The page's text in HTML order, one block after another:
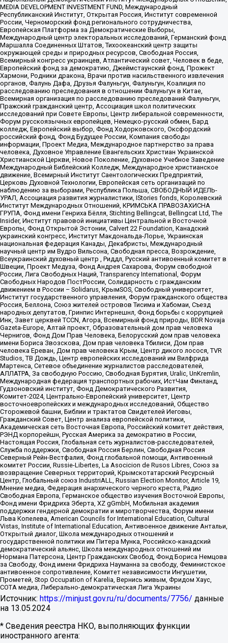
MEDIA DEVELOPMENT INVESTMENT FUND, Международный
Республиканский Институт, Открытая Россия, Институт современной
России, Черноморский фонд регионального сотрудничества,
Европейская Платформа за Демократические Выборы,
Международный центр электоральных исследований, Германский фонд
Маршалла Соединенных Штатов, Тихоокеанский центр защиты
окружающей среды и природных ресурсов, Свободная Россия,
Всемирный конгресс украинцев, Атлантический совет, Человек в беде,
Европейский фонд за демократию, Джеймстаунский фонд, Прожект
Хармони, Родники дракона, Врачи против насильственного извлечения
органов, Фалунь Дафа, Друзья Фалуньгун, Фалуньгун, Коалиция по
расследованию преследования в отношении Фалуньгун в Китае,
Всемирная организация по расследованию преследований Фалуньгун,
Пражский гражданский центр, Ассоциация школ политических
исследований при Совете Европы, Центр либеральной современности,
Форум русскоязычных европейцев, Немецко-русский обмен, Бард
колледж, Европейский выбор, Фонд Ходорковского, Оксфордский
российский фонд, Фонд Будущее России, Компания свободы
информации, Проект Медиа, Международное партнерство за права
человека, Духовное Управление Евангельских Христиан Украинской
Христианской Церкви, Новое Поколение, Духовное Учебное Заведение
Международный Библейский Колледж, Международное христианское
движение, Всемирный Институт Саентологических Предприятий,
Церковь Духовной Технологии, Европейская сеть организаций по
наблюдению за выборами, Республика Польша, СВОБОДНЫЙ ИДЕЛЬ-
УРАЛ, Ассоциация развития журналистики, IStories fonds, Королевский
Институт Международных Отношений, КРИМСЬКА ПРАВОЗАХИСНА
ГРУПА, Фонд имени Генриха Бёлля, Stichting Bellingcat, Bellingcat Ltd, The
Insider, Институт правовой инициативы Центральной и Восточной
Европы, Фонд Открытой Эстонии, Calvert 22 Foundation, Канадский
украинский конгресс, Институт Макдональда-Лорье, Украинская
национальная федерация Канады, Декабристы, Международный
научный центр им Вудро Вильсона, Свободная пресса, Возрождение,
Всеукраинский духовный центр , Риддл, Русский антивоенный комитет в
Швеции, Проект Медуза, Фонд Андрея Сахарова, Форум свободной
России, Лига Свободных Наций, Transparеncy International, Форум
Свободных Народов ПостРоссии, Солидарность с гражданским
движением в России – Solidarus, КрымSOS, Свободный университет,
Институт государственного управления, Форум гражданского общества
Россия, Беллона, Союз жителей островов Тисима и Хабомаи, Съезд
народных депутатов, Гринпис Интернешнл, Фонд борьбы с коррупцией
Инк, Завет церквей TCCN, Агора, Всемирный фонд природы, BDR Novaja
Gazeta-Europe, Алтай проект, Образовательный дом прав человека
Чернигов, Фонд Дом Прав Человека, Белорусский дом прав человека
имени Бориса Звозскова, Дом прав человека Тбилиси, Дом прав
человека Ереван, Дом прав человека Крым, Центр дикого лосося, TVR
Studios, ТВ Дождь, Центр европейских исследований им Вилфрида
Мартенса, Сетевое объединение журналистов расследователей,
АЛЛАТРА, За свободную Россию, Свободная Бурятия, Uralic, UnKremlin,
Международная федерация транспортных рабочих, ИстЧам Финланд,
Гудзоновский институт, Фонд Демократического Развития,
Комитет-2024, Центрально-Европейский университет, Центр
восточноевропейских и международных исследований, Общество
Сторожевой башни, Библии и трактатов Свидетелей Иеговы,
Гражданский Совет, Центр анализа европейской политики,
Академическая сеть Восточная Европа, Российский комитет действия,
РЭНД корпорейшн, Русская Америка за демократию в России,
Настоящая Россия, Глобальная сеть журналистов-расследователей,
Служба поддержки, Свободная Россия Берлин, Свободная Россия
Северный Рейн-Вестфалия, Фонд глобальной помощи, Антивоенный
комитет России, Russie-Libertes, La Asocicion de Rusos Libres, Союз за
возвращение Северных территорий, Крымскотатарский Ресурсный
Центр, Глобальный союз IndustriALL, Russian Election Monitor, Article 19,
Мнение медиа, Федерация анархического черного креста, Радио
Свободная Европа, Германское общество изучения Восточной Европы,
Фонд имени Фридриха Эберта, XZ gGmbH, Мобильная академия
поддержки гендерной демократии и миротворчества, Форум имени
Льва Копелева, American Councils for International Education, Cultural
Vistas, Institute of International Education, Антивоенное движение Антальи,
Открытый диалог, Школа международных отношений и
государственной политики им Питера Мунка, Российско-канадский
демократический альянс, Школа международных отношений им
Нормана Патерсона, Центр Гражданских Свобод, Фонд Бориса Немцова
за Свободу, Фонд имени Фридриха Науманна за свободу, Феминистское
антивоенное сопротивление, Комитет независимости Ингушетии,
Прометей, Stop Occupation of Karelia, Вернись живым, Фридом Хаус,
СОТА медиа, Либерально-демократическая Лига Украины
Источник: https://minjust.gov.ru/ru/documents/7756/ данные
на 13.05.2024
* Сведения реестра НКО, выполняющих функции
иностранного агента: